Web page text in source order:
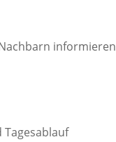
informieren